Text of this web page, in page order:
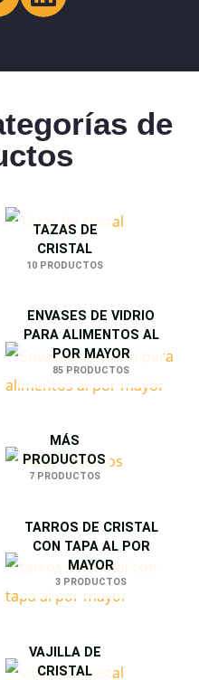
de
TAZAS DE
CRISTAL
10 PRODUCTOS
ENVASES DE VIDRIO
PARA ALIMENTOS AL
POR MAYOR
85 PRODUCTOS
MÁS
PRODUCTOS
7 PRODUCTOS
TARROS DE CRISTAL
CON TAPA AL POR
MAYOR
3 PRODUCTOS
VAJILLA DE
CRISTAL